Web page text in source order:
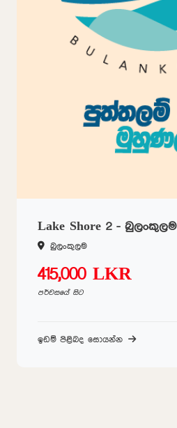
Lake Shore 2 - බුලංකුලම
බුලංකුලම
415,000 LKR
පර්චසයේ සිට
ඉඩම් පිළිබද සොයන්න